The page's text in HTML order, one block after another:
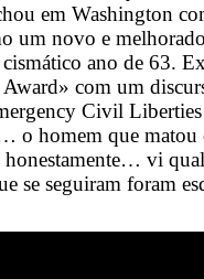
em Washington
um novo e
ano de 63.
com um
Civil
o homem que
vi
se seguiram foram